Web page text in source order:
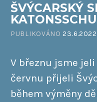
ŠVÝCARSKÝ
PUBLIKOVÁNO 23.6.2022
V březnu jsme
červnu přijeli
během výměny